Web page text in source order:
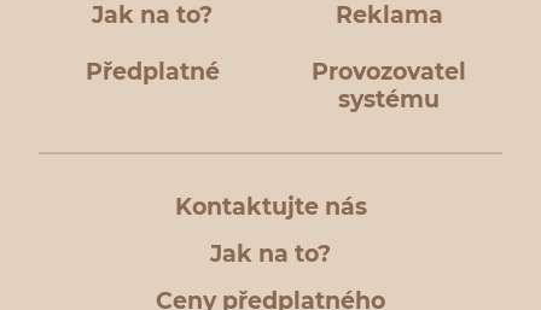
Jak na to? Reklama
Předplatné
Provozovatel
systému
Kontaktujte nás
Jak na to?
Ceny předplatného